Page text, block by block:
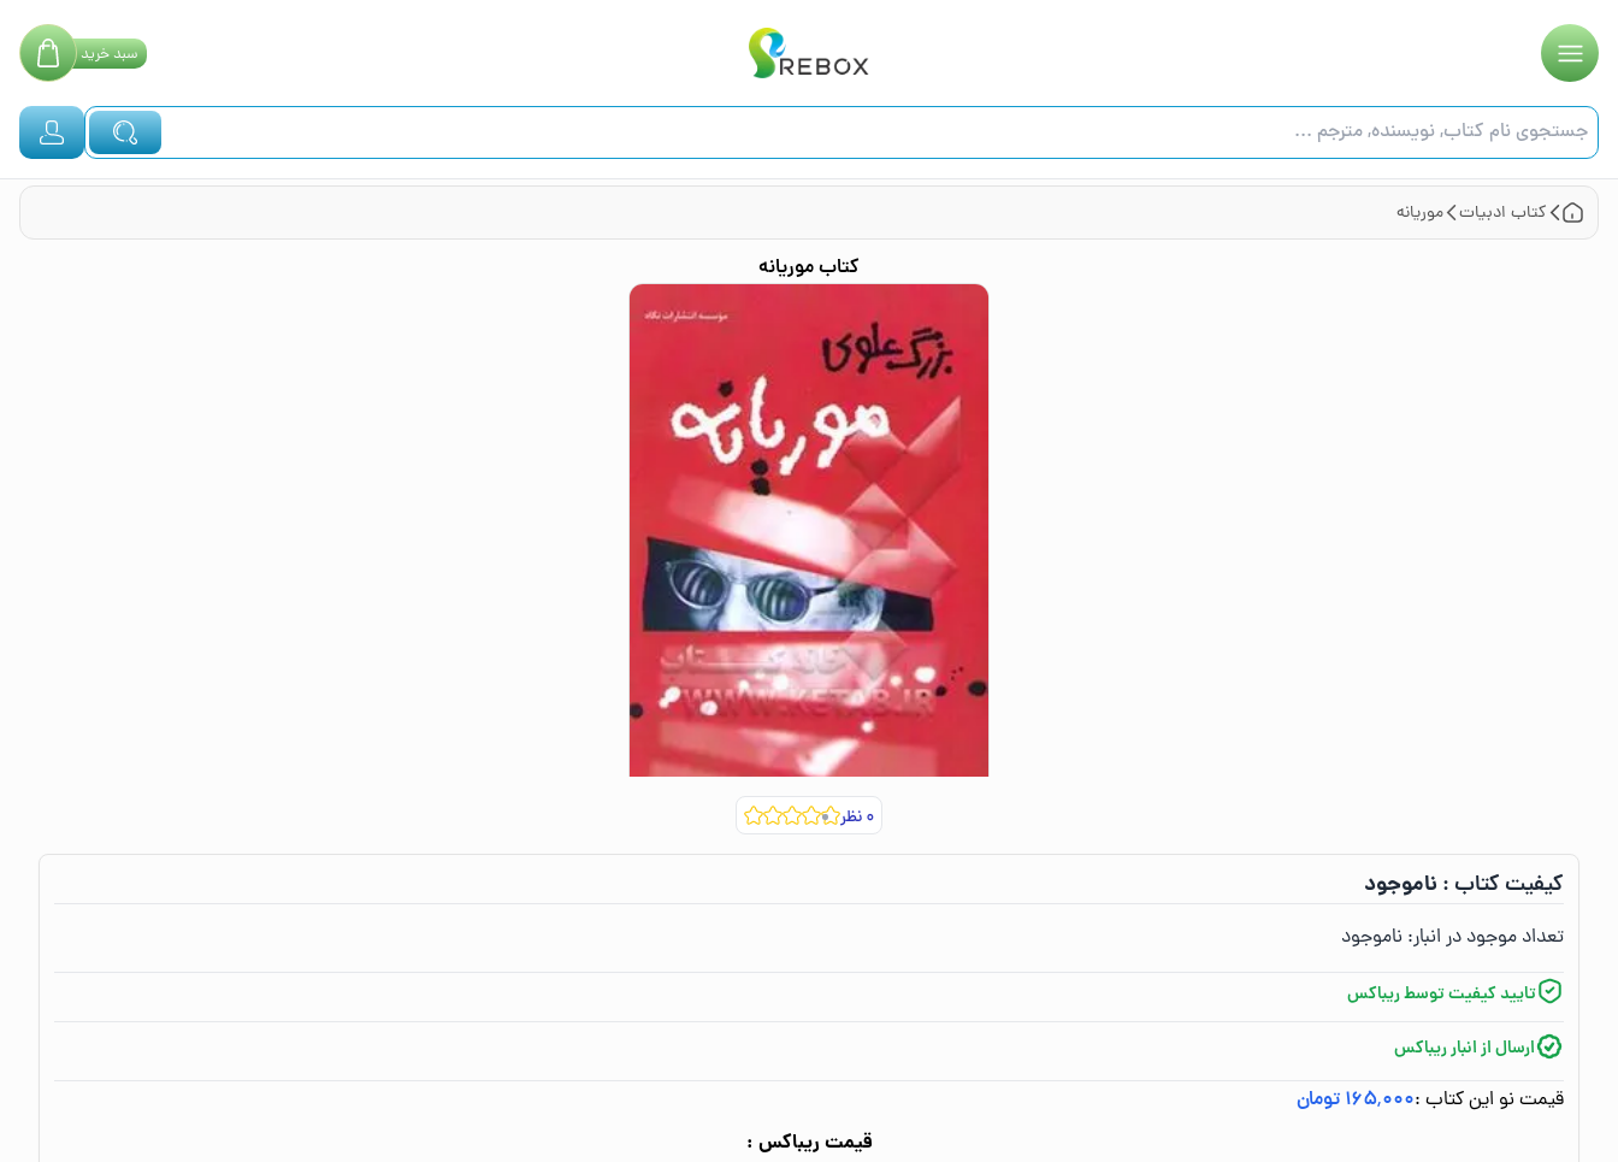
سبدخرید
کتاب ادبیات موریانه
کتابموریانه
۰نظر
کیفیت کتاب :‌ ناموجود
تعداد موجود در انبار:‌ ناموجود
تایید کیفیت توسط ریباکس
ارسال از انبار ریباکس
قیمت نو این کتاب :۱۶۵٬۰۰۰ تومان
قیمت ریباکس :